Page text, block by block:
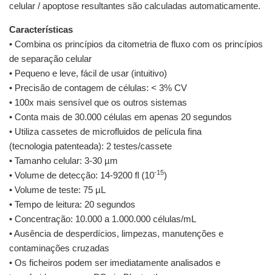
celular / apoptose resultantes são calculadas automaticamente.
Características
• Combina os princípios da citometria de fluxo com os princípios
de separação celular
• Pequeno e leve, fácil de usar (intuitivo)
• Precisão de contagem de células: < 3% CV
• 100x mais sensível que os outros sistemas
• Conta mais de 30.000 células em apenas 20 segundos
• Utiliza cassetes de microfluidos de película fina
(tecnologia patenteada): 2 testes/cassete
• Tamanho celular: 3-30 µm
• Volume de detecção: 14-9200 fl (10-15)
• Volume de teste: 75 µL
• Tempo de leitura: 20 segundos
• Concentração: 10.000 a 1.000.000 células/mL
• Ausência de desperdícios, limpezas, manutenções e
contaminações cruzadas
• Os ficheiros podem ser imediatamente analisados e